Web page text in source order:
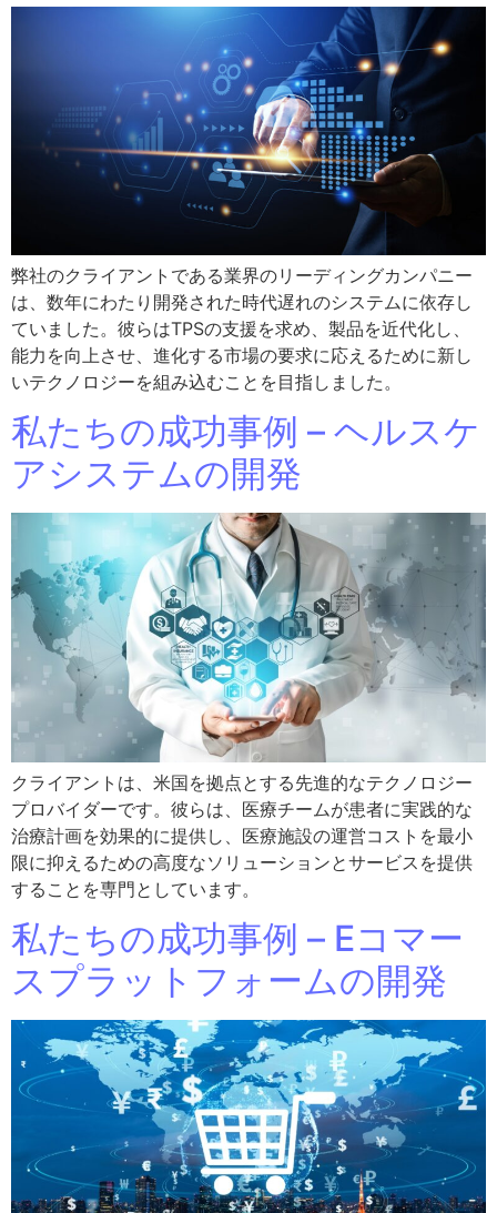
弊社のクライアントである業界のリーディングカンパニー
は、数年にわたり開発された時代遅れのシステムに依存し
ていました。彼らはTPSの支援を求め、製品を近代化し、
能力を向上させ、進化する市場の要求に応えるために新し
いテクノロジーを組み込むことを目指しました。
私たちの成功事例 – ヘルスケ
アシステムの開発
クライアントは、米国を拠点とする先進的なテクノロジー
プロバイダーです。彼らは、医療チームが患者に実践的な
治療計画を効果的に提供し、医療施設の運営コストを最小
限に抑えるための高度なソリューションとサービスを提供
することを専門としています。
私たちの成功事例 – Eコマー
スプラットフォームの開発